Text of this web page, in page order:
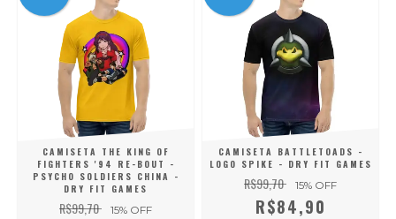
CAMISETA THE KING OF
FIGHTERS '94 RE-BOUT -
PSYCHO SOLDIERS CHINA -
DRY FIT GAMES
R$99,70 15% OFF
CAMISETA BATTLETOADS -
LOGO SPIKE - DRY FIT GAMES
R$99,70 15% OFF
R$84,90